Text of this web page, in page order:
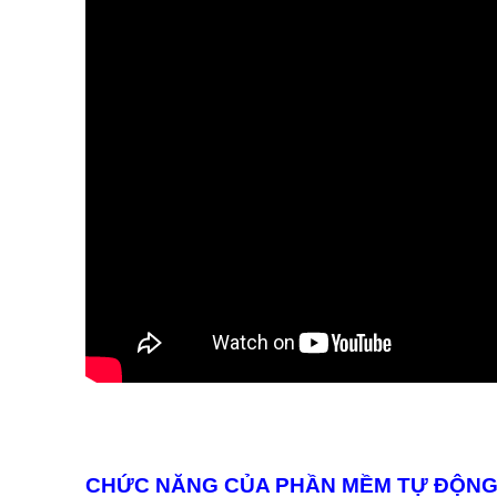
CHỨC NĂNG CỦA PHẦN MỀM TỰ